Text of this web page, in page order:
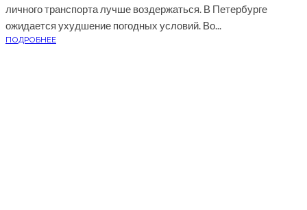
личного транспорта лучше воздержаться. В Петербурге
ожидается ухудшение погодных условий. Во...
ПОДРОБНЕЕ